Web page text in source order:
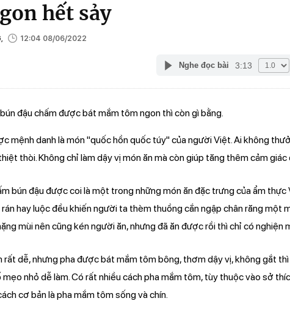
hết sảy
12:04 08/06/2022
Nghe đọc bài 3:13
đậu chấm được bát mắm tôm ngon thì còn gì bằng.
mệnh danh là món "quốc hồn quốc túy" của người Việt. Ai không
thòi. Không chỉ làm dậy vị món ăn mà còn giúp tăng thêm cảm giác
bún đậu được coi là một trong những món ăn đặc trưng của ẩm thực
hay luộc đều khiến người ta thèm thuồng cắn ngập chân răng một
mùi nên cũng kén người ăn, nhưng đã ăn được rồi thì chỉ có nghiện
rất dễ, nhưng pha được bát mắm tôm bông, thơm dậy vị, không gắt
nhỏ dễ làm. Có rất nhiều cách pha mắm tôm, tùy thuộc vào sở
cơ bản là pha mắm tôm sống và chín.